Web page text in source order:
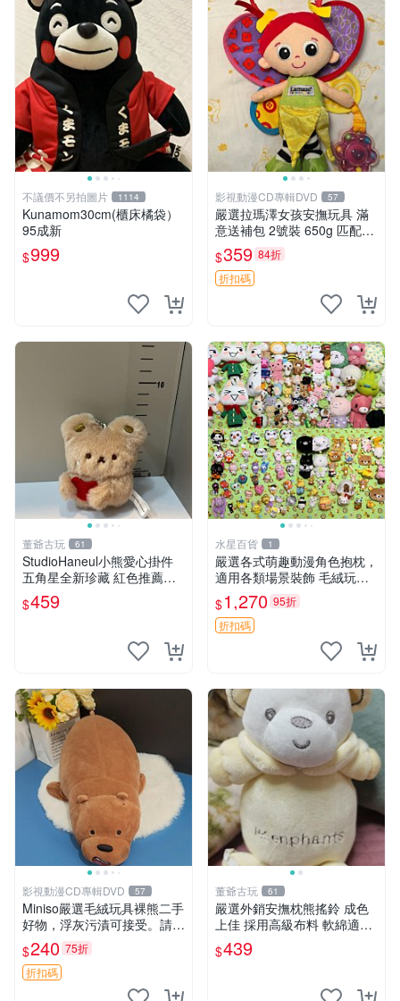
不議價不另拍圖片 1114
Kunamom30cm(櫃床橘袋）
95成新
$999
影視動漫CD專輯DVD 57
嚴選拉瑪澤女孩安撫玩具 滿
意送補包 2號裝 650g 匹配嬰
幼童舒壓好伴侶 女孩專用 安
心選擇 安撫玩偶 衝包 玩具
$359 84折
折扣碼
董爺古玩 61
StudioHaneul小熊愛心掛件
五角星全新珍藏 紅色推薦收
藏 玩具掛飾 掛件 新品
$459
水星百貨 1
嚴選各式萌趣動漫角色抱枕，
適用各類場景裝飾 毛絨玩
具、卡通抱枕、趣味玩偶
$1,270 95折
折扣碼
影視動漫CD專輯DVD 57
Miniso嚴選毛絨玩具裸熊二手
好物，浮灰污漬可接受。請詳
閱照片再下單，售出不退不
換。全新品相收藏推薦。 裸
熊 毛絨玩具 收藏
$240 75折
折扣碼
董爺古玩 61
嚴選外銷安撫枕熊搖鈴 成色
上佳 採用高級布料 軟綿適合
收藏 安心選購 安撫枕 熊玩具
搖鈴
$439